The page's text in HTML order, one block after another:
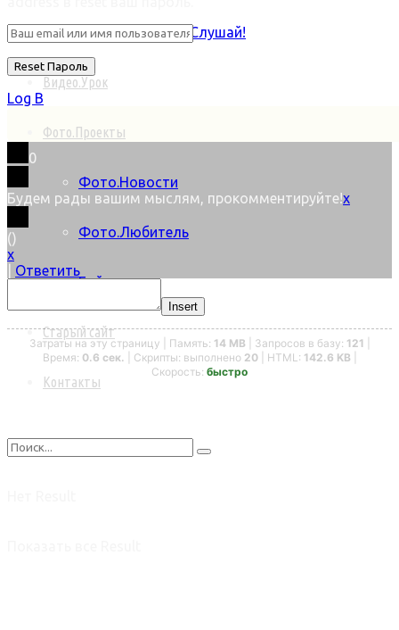
Лениво читать? Слушай!
Видео.Урок
Фото.Проекты
Фото.Новости
Фото.Любитель
Байки
Старый сайт
Контакты
Log В
0
Будем рады вашим мыслям, прокомментируйте!x
()
x
Ответить
Insert
Затраты на эту страницу | Память: 14 MB | Запросов в базу: 121
Время: 0.6 сек. | Скрипты: выполнено 20| HTML: 142.6 KB
Скорость: быстро